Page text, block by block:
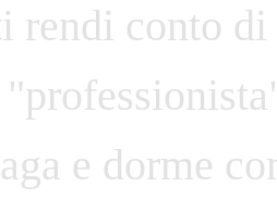
rendi conto
e dorme